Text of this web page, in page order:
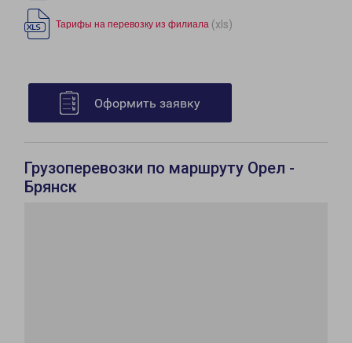
Тарифы на перевозку из филиала (xls)
Оформить заявку
Грузоперевозки по маршруту Орел -
Брянск